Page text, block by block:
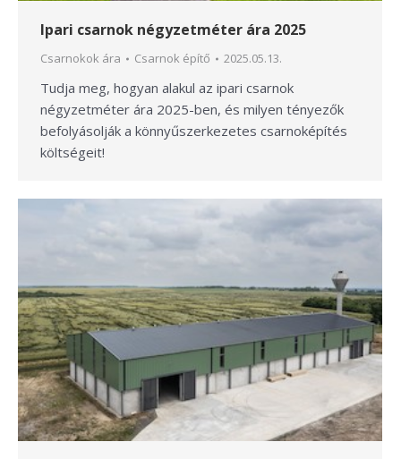
Ipari csarnok négyzetméter ára 2025
Csarnokok ára Csarnok építő 2025.05.13.
Tudja meg, hogyan alakul az ipari csarnok
négyzetméter ára 2025-ben, és milyen tényezők
befolyásolják a könnyűszerkezetes csarnoképítés
költségeit!